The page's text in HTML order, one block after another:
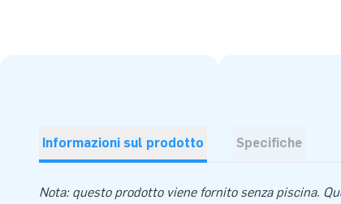
Informazioni sul prodotto Specifiche
Nota: questo prodotto viene fornito senza piscina.